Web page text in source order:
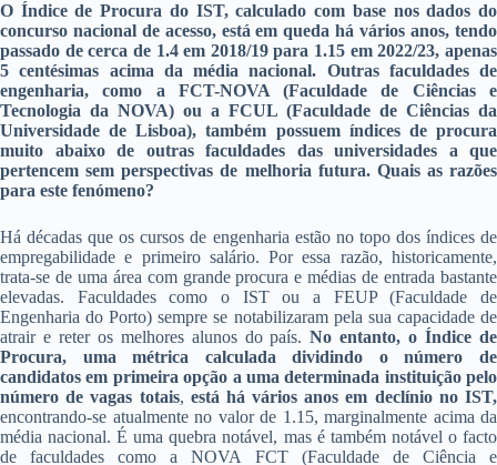
O Índice de Procura do IST, calculado com base nos dados do
concurso nacional de acesso, está em queda há vários anos, tendo
passado de cerca de 1.4 em 2018/19 para 1.15 em 2022/23, apenas
5 centésimas acima da média nacional. Outras faculdades de
engenharia, como a FCT-NOVA (Faculdade de Ciências e
Tecnologia da NOVA) ou a FCUL (Faculdade de Ciências da
Universidade de Lisboa), também possuem índices de procura
muito abaixo de outras faculdades das universidades a que
pertencem sem perspectivas de melhoria futura. Quais as razões
para este fenómeno?
Há décadas que os cursos de engenharia estão no topo dos índices de
empregabilidade e primeiro salário. Por essa razão, historicamente,
trata-se de uma área com grande procura e médias de entrada bastante
elevadas. Faculdades como o IST ou a FEUP (Faculdade de
Engenharia do Porto) sempre se notabilizaram pela sua capacidade de
atrair e reter os melhores alunos do país.No entanto, o Índice de
Procura, uma métrica calculada dividindo o número de
candidatos em primeira opção a uma determinada instituição pelo
número de vagas totais, está há vários anos em declínio no IST,
encontrando-se atualmente no valor de 1.15, marginalmente acima da
média nacional. É uma quebra notável, mas é também notável o facto
de faculdades como a NOVA FCT (Faculdade de Ciência e